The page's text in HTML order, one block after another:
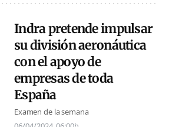
Indra pretende impulsar
su división aeronáutica
con el apoyo de
empresas de toda
España
Examen de la semana